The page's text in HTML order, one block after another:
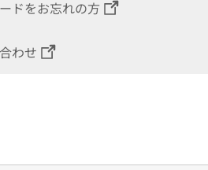
ドをお忘れの方
わせ